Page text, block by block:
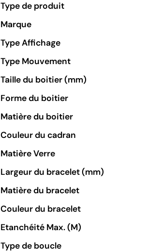
Type de produit
Marque
Type Affichage
Type Mouvement
Taille du boitier (mm)
Forme du boitier
Matière du boitier
Couleur du cadran
Matière Verre
Largeur du bracelet (mm)
Matière du bracelet
Couleur du bracelet
Etanchéité Max. (M)
Type de boucle